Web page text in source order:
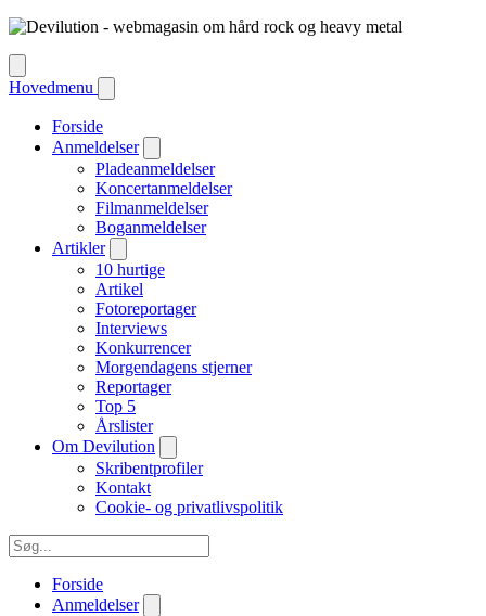
Hovedmenu
Forside
Anmeldelser
Pladeanmeldelser
Koncertanmeldelser
Filmanmeldelser
Boganmeldelser
Artikler
10 hurtige
Artikel
Fotoreportager
Interviews
Konkurrencer
Morgendagens stjerner
Reportager
Top 5
Årslister
Om Devilution
Skribentprofiler
Kontakt
Cookie- og privatlivspolitik
Forside
Anmeldelser